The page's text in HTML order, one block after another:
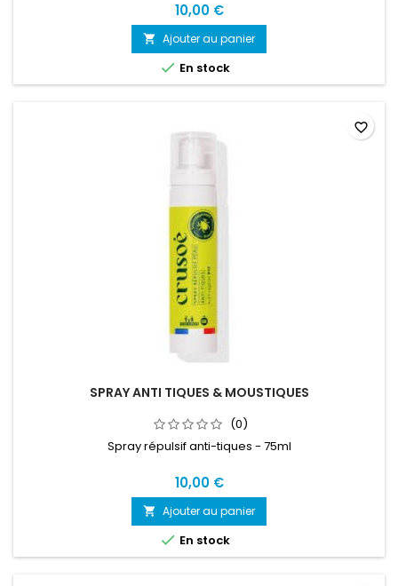
10,00 €
 Ajouter au panier
 En stock
SPRAY ANTI TIQUES & MOUSTIQUES
(0)
Spray répulsif anti-tiques - 75ml
10,00 €
 Ajouter au panier
 En stock
favorite_border